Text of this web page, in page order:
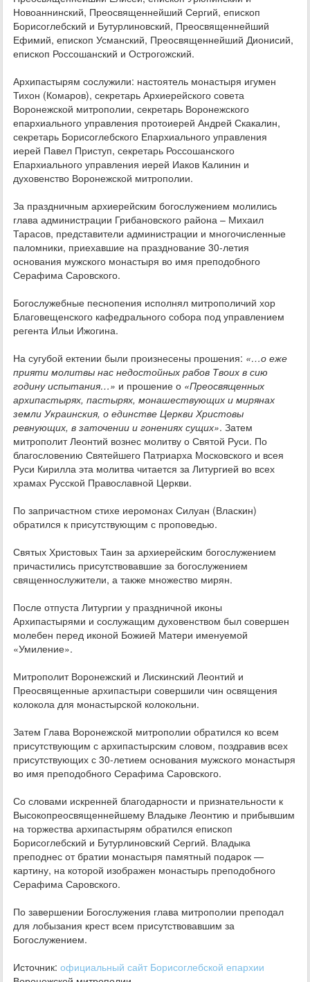
Новоаннинский, Преосвященнейший Сергий, епископ
Борисоглебский и Бутурлиновский, Преосвященнейший
Ефимий, епископ Усманский, Преосвященнейший Дионисий,
епископ Россошанский и Острогожский.
Архипастырям сослужили: настоятель монастыря игумен
Тихон (Комаров), секретарь Архиерейского совета
Воронежской митрополии, секретарь Воронежского
епархиального управления протоиерей Андрей Скакалин,
секретарь Борисоглебского Епархиального управления
иерей Павел Приступ, секретарь Россошанского
Епархиального управления иерей Иаков Калинин и
духовенство Воронежской митрополии.
За праздничным архиерейским богослужением молились
глава администрации Грибановского района – Михаил
Тарасов, представители администрации и многочисленные
паломники, приехавшие на празднование 30-летия
основания мужского монастыря во имя преподобного
Серафима Саровского.
Богослужебные песнопения исполнял митрополичий хор
Благовещенского кафедрального собора под управлением
регента Ильи Ижогина.
На сугубой ектении были произнесены прошения: «…о еже
прияти молитвы нас недостойных рабов Твоих в сию
годину испытания…» и прошение о «Преосвященных
архипастырях, пастырях, монашествующих и мирянах
земли Украинския, о единстве Церкви Христовы
ревнующих, в заточении и гонениях сущих». Затем
митрополит Леонтий вознес молитву о Святой Руси. По
благословению Святейшего Патриарха Московского и всея
Руси Кирилла эта молитва читается за Литургией во всех
храмах Русской Православной Церкви.
По запричастном стихе иеромонах Силуан (Власкин)
обратился к присутствующим с проповедью.
Святых Христовых Таин за архиерейским богослужением
причастились присутствовавшие за богослужением
священнослужители, а также множество мирян.
После отпуста Литургии у праздничной иконы
Архипастырями и сослужащим духовенством был совершен
молебен перед иконой Божией Матери именуемой
«Умиление».
Митрополит Воронежский и Лискинский Леонтий и
Преосвященные архипастыри совершили чин освящения
колокола для монастырской колокольни.
Затем Глава Воронежской митрополии обратился ко всем
присутствующим с архипастырским словом, поздравив всех
присутствующих с 30-летием основания мужского монастыря
во имя преподобного Серафима Саровского.
Со словами искренней благодарности и признательности к
Высокопреосвященнейшему Владыке Леонтию и прибывшим
на торжества архипастырям обратился епископ
Борисоглебский и Бутурлиновский Сергий. Владыка
преподнес от братии монастыря памятный подарок —
картину, на которой изображен монастырь преподобного
Серафима Саровского.
По завершении Богослужения глава митрополии преподал
для лобызания крест всем присутствовавшим за
Богослужением.
Источник: официальный сайт Борисоглебской епархии